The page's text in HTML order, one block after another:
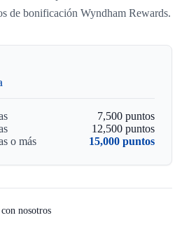
de bonificación Wyndham Rewards.
7,500 puntos
12,500 puntos
o más
15,000 puntos
nosotros